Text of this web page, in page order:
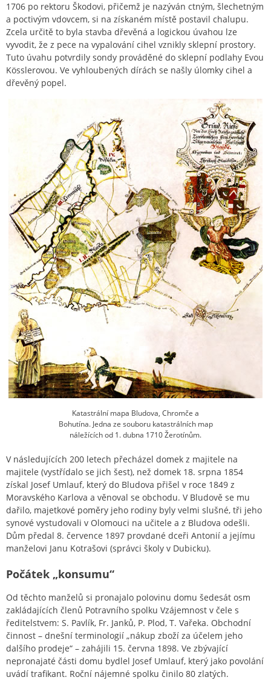
1706 po rektoru Škodovi, přičemž je nazýván ctným, šlechetným
a poctivým vdovcem, si na získaném místě postavil chalupu.
Zcela určitě to byla stavba dřevěná a logickou úvahou lze
vyvodit, že z pece na vypalování cihel vznikly sklepní prostory.
Tuto úvahu potvrdily sondy prováděné do sklepní podlahy Evou
Kösslerovou. Ve vyhloubených dírách se našly úlomky cihel a
dřevěný popel.
Katastrální mapa Bludova, Chromče a
Bohutína. Jedna ze souboru katastrálních map
náležících od 1. dubna 1710 Žerotínům.
V následujících 200 letech přecházel domek z majitele na
majitele (vystřídalo se jich šest), než domek 18. srpna 1854
získal Josef Umlauf, který do Bludova přišel v roce 1849 z
Moravského Karlova a věnoval se obchodu. V Bludově se mu
dařilo, majetkové poměry jeho rodiny byly velmi slušné, tři jeho
synové vystudovali v Olomouci na učitele a z Bludova odešli.
Dům předal 8. července 1897 provdané dceři Antonií a jejímu
manželovi Janu Kotrašovi (správci školy v Dubicku).
Počátek „konsumu“
Od těchto manželů si pronajalo polovinu domu šedesát osm
zakládajících členů Potravního spolku Vzájemnost v čele s
ředitelstvem: S. Pavlík, Fr. Janků, P. Plod, T. Vařeka. Obchodní
činnost – dnešní terminologií „nákup zboží za účelem jeho
dalšího prodeje“ – zahájili 15. června 1898. Ve zbývající
nepronajaté části domu bydlel Josef Umlauf, který jako povolání
uvádí trafikant. Roční nájemné spolku činilo 80 zlatých.